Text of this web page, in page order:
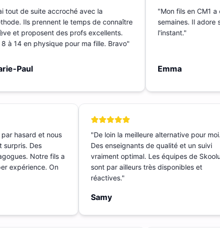
de suite accroché avec la
Ils prennent le temps de connaître
et proposent des profs excellents.
à 14 en physique pour ma fille. Bravo"
Paul
Mon fils en CM1 a
semaines. Il adore
l'instant."
Emma
par hasard et nous
surpris. Des
Notre fils a
expérience. On
"De loin la meilleure alternative pour
Des enseignants de qualité et un suivi
vraiment optimal. Les équipes de
sont par ailleurs très disponibles et
réactives.
Samy